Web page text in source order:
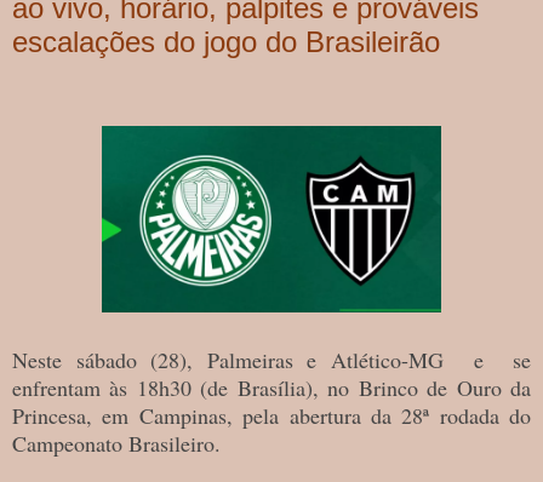
ao vivo, horário, palpites e prováveis
escalações do jogo do Brasileirão
Neste sábado (28), Palmeiras e Atlético-MG e se
enfrentam às 18h30 (de Brasília), no Brinco de Ouro da
Princesa, em Campinas, pela abertura da 28ª rodada do
Campeonato Brasileiro.